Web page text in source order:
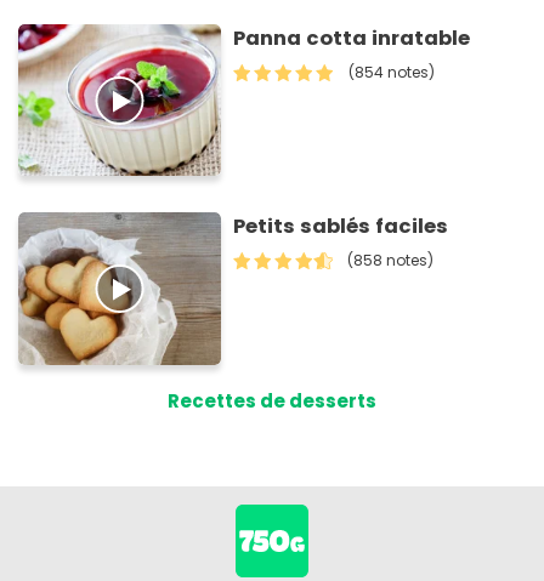
Panna cotta inratable
(854 notes)
Petits sablés faciles
(858 notes)
Recettes de desserts